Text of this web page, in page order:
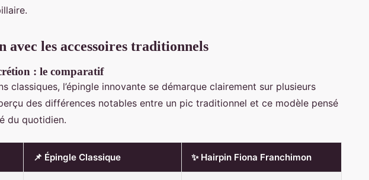
avec les accessoires traditionnels
: le comparatif
classiques, l’épingle innovante se démarque clairement sur plusieurs
des différences notables entre un pic traditionnel et ce modèle pensé
du quotidien.
📌 Épingle Classique ✨ Hairpin Fiona Franchimon